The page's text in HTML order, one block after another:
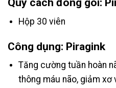
Hộp 30 viên
Công dụng: Piragink
Tăng cường tuần hoàn
thông máu não, giảm xơ